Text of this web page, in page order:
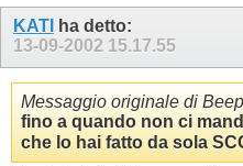
32 33
KATI
ha detto:
13-09-2002 15.17.55
Messaggio originale di
fino a quando non ci
che lo hai fatto da sola